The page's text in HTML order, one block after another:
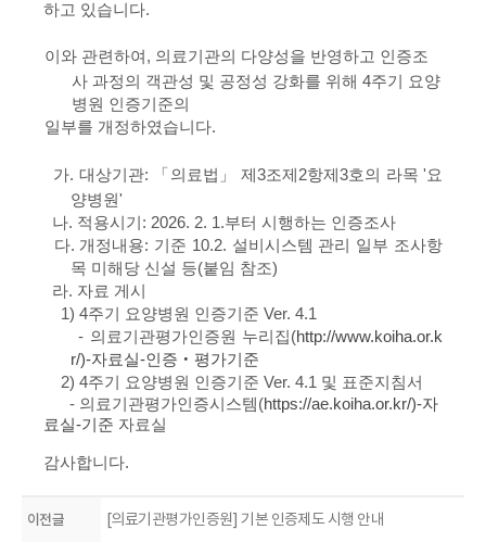
하고 있습니다.
이와 관련하여, 의료기관의 다양성을 반영하고 인증조
사 과정의 객관성 및 공정성 강화를 위해 4주기 요양
병원 인증기준의
일부를 개정하였습니다.
가. 대상기관: 「의료법」 제3조제2항제3호의 라목 '요
양병원'
나. 적용시기: 2026. 2. 1.부터 시행하는 인증조사
다. 개정내용: 기준 10.2. 설비시스템 관리 일부 조사항
목 미해당 신설 등(붙임 참조)
라. 자료 게시
1) 4주기 요양병원 인증기준 Ver. 4.1
- 의료기관평가인증원 누리집(http://www.koiha.or.k
r/)-자료실-인증‧평가기준
2) 4주기 요양병원 인증기준 Ver. 4.1 및 표준지침서
- 의료기관평가인증시스템(https://ae.koiha.or.kr/)-자
료실-기준 자료실
감사합니다.
이전글 [의료기관평가인증원] 기본 인증제도 시행 안내